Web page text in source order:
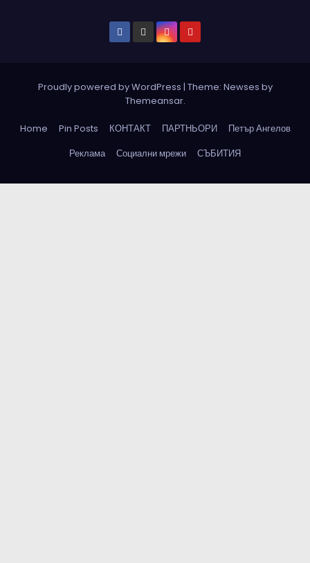
Proudly powered by WordPress | Theme: Newses by
Themeansar.
Home Pin Posts КОНТАКТ ПАРТНЬОРИ
Петър Ангелов
Реклама
Социални мрежи СЪБИТИЯ